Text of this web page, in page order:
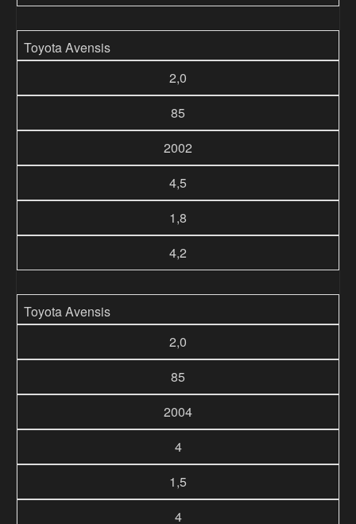
Toyota Avensis
2,0
85
2002
4,5
1,8
4,2
Toyota Avensis
2,0
85
2004
4
1,5
4